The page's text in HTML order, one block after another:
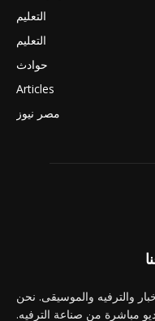
التعليم
التعليم
حوادث
Articles
مصر نيوز
والترفيه والموسيقى. نحن
مباشرة من صناعة الترفيه.